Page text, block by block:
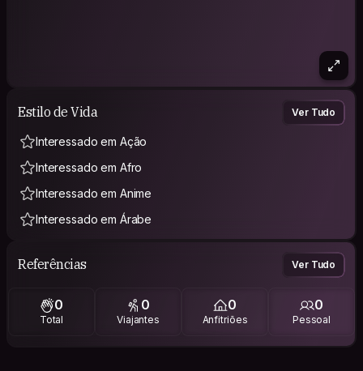
Estilo de Vida Ver Tudo
Interessado em Ação
Interessado em Afro
Interessado em Anime
Interessado em Árabe
Referências Ver Tudo
0
Total
0
Viajantes
0
Anfitriões
0
Pessoal